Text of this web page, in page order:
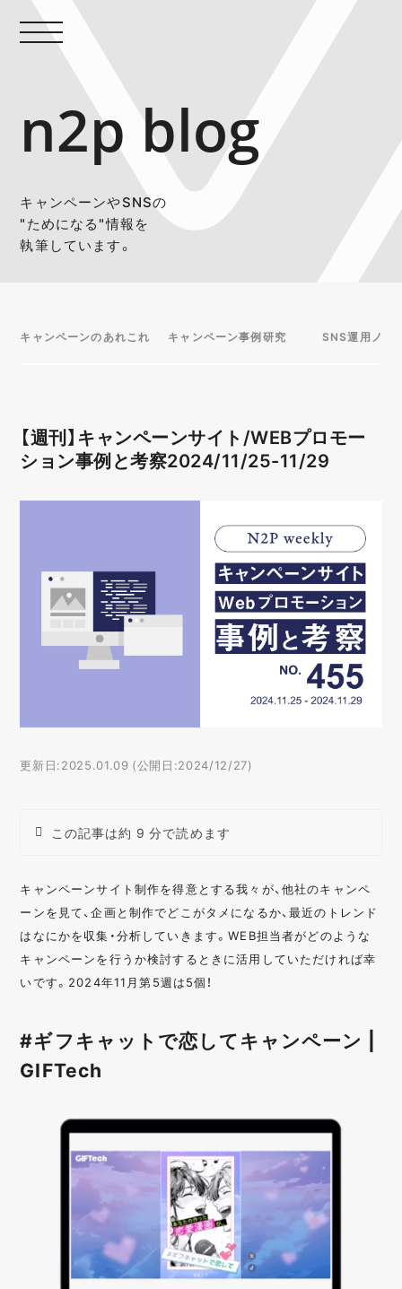
n2p blog
キャンペーンやSNSの
"ためになる"情報を
執筆しています。
キャンペーンのあれこれ キャンペーン事例研究 SNS運用ノウ
【週刊】キャンペーンサイト/WEBプロモー
ション事例と考察2024/11/25-11/29
更新日:2025.01.09 (公開日:2024/12/27)
この記事は約 9 分で読めます
キャンペーンサイト制作を得意とする我々が、他社のキャンペ
ーンを見て、企画と制作でどこがタメになるか、最近のトレンド
はなにかを収集・分析していきます。WEB担当者がどのような
キャンペーンを行うか検討するときに活用していただければ幸
いです。2024年11月第5週は5個！
#ギフキャットで恋してキャンペーン |
GIFTech